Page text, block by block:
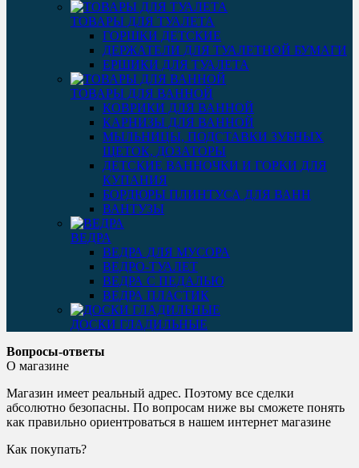
ТОВАРЫ ДЛЯ ТУАЛЕТА
ГОРШКИ ДЕТСКИЕ
ДЕРЖАТЕЛИ ДЛЯ ТУАЛЕТНОЙ БУМАГИ
ЕРШИКИ ДЛЯ ТУАЛЕТА
ТОВАРЫ ДЛЯ ВАННОЙ
КОВРИКИ ДЛЯ ВАННОЙ
КАРНИЗЫ ДЛЯ ВАННОЙ
МЫЛЬНИЦЫ, ПОДСТАВКИ ЗУБНЫХ
ЩЕТОК, ДОЗАТОРЫ
ДЕТСКИЕ ВАННОЧКИ И ГОРКИ ДЛЯ
КУПАНИЯ
БОРДЮРЫ ПЛИНТУСА ДЛЯ ВАНН
ВАНТУЗЫ
ВЕДРА
ВЕДРА ДЛЯ МУСОРА
ВЕДРО-ТУАЛЕТ
ВЕДРА С ПЕДАЛЬЮ
ВЕДРА ПЛАСТИК
ДОСКИ ГЛАДИЛЬНЫЕ
Вопросы-ответы
О магазине
Магазин имеет реальный адрес. Поэтому все сделки
абсолютно безопасны. По вопросам ниже вы сможете понять
как правильно ориентроваться в нашем интернет магазине
Как покупать?